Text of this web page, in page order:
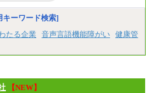
キーワード検索]
たる企業 音声言語機能障がい 健康管
【NEW】